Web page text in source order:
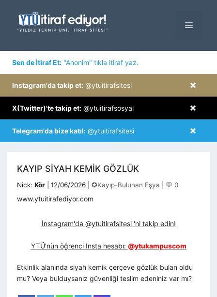
MENÜ
Sen de İtiraf Et: "Anonim" tıkla itiraf yaz.
×
Instagram'da takip et: @ytuitirafsitesi
×
X(Twitter)'te takip et: @ytuitirafsosyal
×
Telegram'da bize katıl: @ytuitirafsitesi
KAYIP SIYAH KEMIK GÖZLÜK
Nick: Kör 12/06/2026 Kategoriler
✪Kayıp-Bulunan Eşya 💬 0
www.ytuitirafediyor.com
İnstagram'da @ytuitirafsitesi 'ni takip edin!
YTÜ'nün öğrenci Insta hesabı: @ytukampuscom
Etkinlik alanında siyah kemik çerçeve gözlük bulan oldu
mu? Veya bulduysanız güvenliği teslim edeniniz var mı?